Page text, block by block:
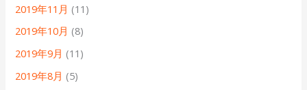
2019年11月 (11)
2019年10月 (8)
2019年9月 (11)
2019年8月 (5)